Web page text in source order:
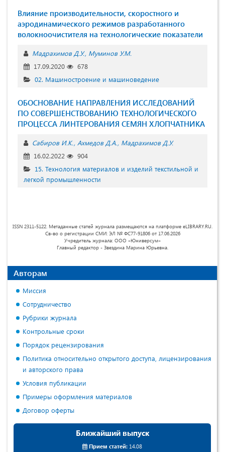
Влияние производительности, скоростного и
аэродинамического режимов разработанного
волокноочистителя на технологические показатели
Мадрахимов Д.У. Муминов У.М.
17.09.2020
678
02. Машиностроение и машиноведение
ОБОСНОВАНИЕ НАПРАВЛЕНИЯ ИССЛЕДОВАНИЙ
ПО СОВЕРШЕНСТВОВАНИЮ ТЕХНОЛОГИЧЕСКОГО
ПРОЦЕССА ЛИНТЕРОВАНИЯ СЕМЯН ХЛОПЧАТНИКА
Сабиров И.К. Ахмедов Д.А. Мадрахимов Д.У.
16.02.2022
904
15. Технология материалов и изделий текстильной и
легкой промышленности
ISSN 2311-5122. Метаданные статей журнала размещаются на платформе eLIBRARY.RU.
Св-во о регистрации СМИ: ЭЛ № ФС77-91806 от 17.06.2026
Учредитель журнала: ООО «Юниверсум»
Главный редактор - Звездина Марина Юрьевна.
Авторам
Миссия
Сотрудничество
Рубрики журнала
Контрольные сроки
Порядок рецензирования
Политика относительно открытого доступа, лицензирования
и авторского права
Условия публикации
Примеры оформления материалов
Договор оферты
Ближайший выпуск
Прием статей: 14.08